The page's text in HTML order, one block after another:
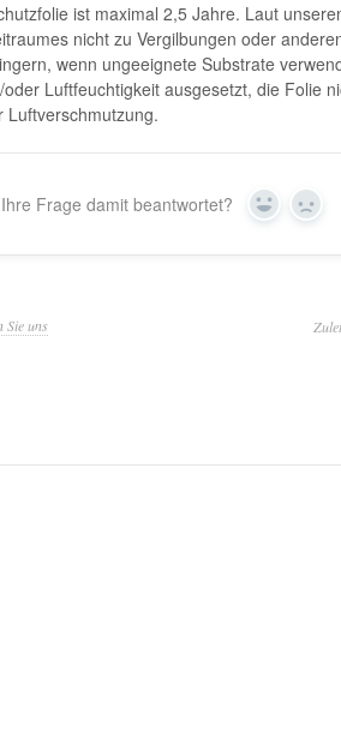
ist maximal 2,5 Jahre. Laut
nicht zu Vergilbungen oder
wenn ungeeignete Substrate
Luftfeuchtigkeit ausgesetzt, die Folie
Frage damit beantwortet? Yes No
Sie uns